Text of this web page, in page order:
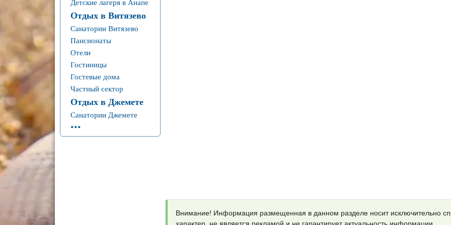
Детские лагеря в Анапе
Отдых в Витязево
Санатории Витязево
Пансионаты
Отели
Гостиницы
Гостевые дома
Частный сектор
Отдых в Джемете
Санатории Джемете
...
Внимание! Информация размещенная в данном разделе носит исключительно
характер, не является рекламой и не гарантирует актуальность информации.